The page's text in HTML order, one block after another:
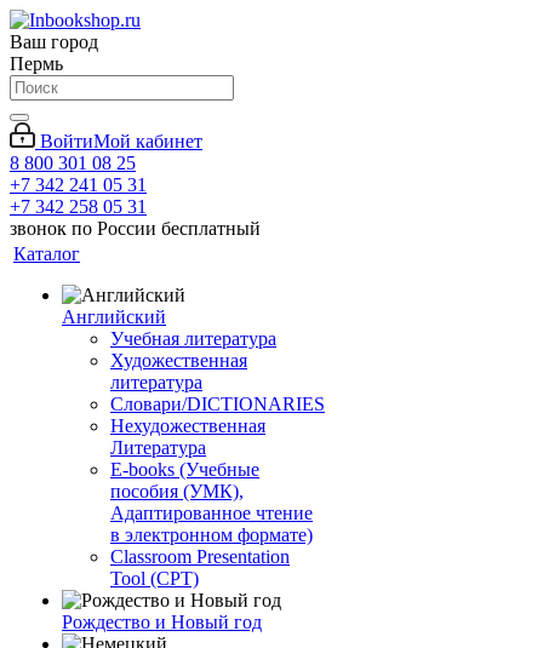
Ваш город
Пермь
ВойтиМой кабинет
8 800 301 08 25
+7 342 241 05 31
+7 342 258 05 31
звонок по России бесплатный
Каталог
Английский
Учебная литература
Художественная
литература
Словари/DICTIONARIES
Нехудожественная
Литература
E-books (Учебные
пособия (УМК),
Адаптированное чтение
в электронном формате)
Classroom Presentation
Tool (CPT)
Рождество и Новый год